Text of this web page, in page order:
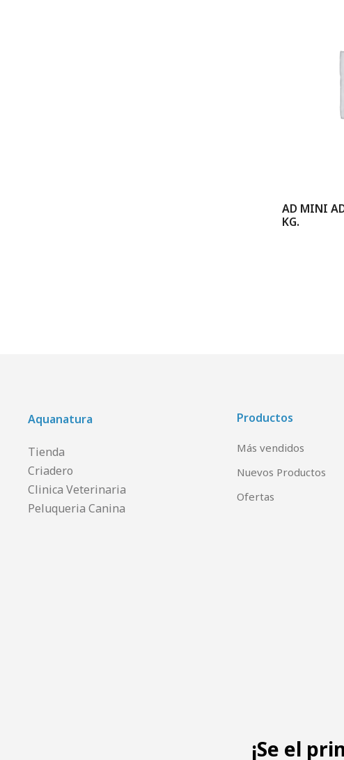
AD MINI
KG.
Aquanatura
Tienda
Criadero
Clinica Veterinaria
Peluqueria Canina
Productos
Más vendidos
Nuevos Productos
Ofertas
¡Se el